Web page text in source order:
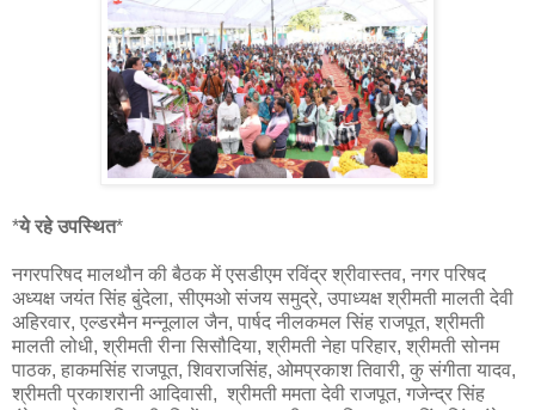
*ये रहे उपस्थित*
नगरपरिषद मालथौन की बैठक में एसडीएम रविंद्र श्रीवास्तव, नगर परिषद
अध्यक्ष जयंत सिंह बुंदेला, सीएमओ संजय समुद्रे, उपाध्यक्ष श्रीमती मालती देवी
अहिरवार, एल्डरमैन मन्नूलाल जैन, पार्षद नीलकमल सिंह राजपूत, श्रीमती
मालती लोधी, श्रीमती रीना सिसौदिया, श्रीमती नेहा परिहार, श्रीमती सोनम
पाठक, हाकमसिंह राजपूत, शिवराजसिंह, ओमप्रकाश तिवारी, कु संगीता यादव,
श्रीमती प्रकाशरानी आदिवासी, श्रीमती ममता देवी राजपूत, गजेन्द्र सिंह